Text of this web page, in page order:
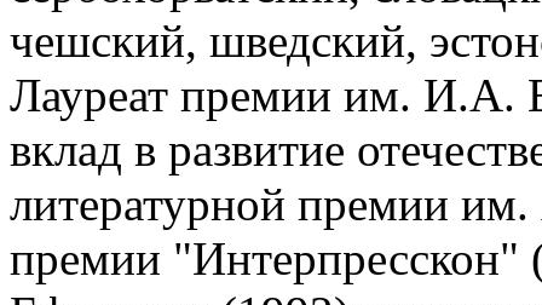
чешский, шведский,
Лауреат премии им. И.А.
вклад в развитие
литературной премии
премии